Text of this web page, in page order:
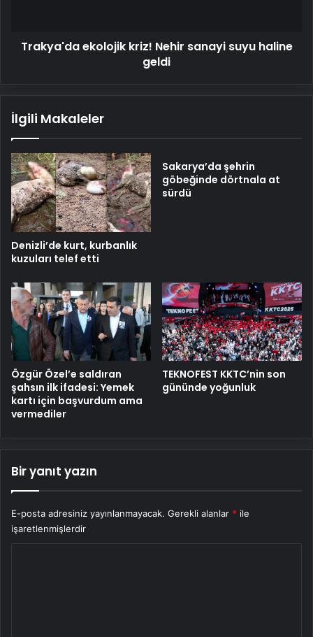
Trakya'da ekolojik kriz! Nehir sanayi suyu haline
geldi
İlgili Makaleler
Denizli’de kurt, kurbanlık
kuzuları telef etti
Sakarya’da şehrin
göbeğinde dörtnala at
sürdü
Özgür Özel’e saldıran
şahsın ilk ifadesi: Yemek
kartı için başvurdum ama
vermediler
TEKNOFEST KKTC’nin son
gününde yoğunluk
Bir yanıt yazın
E-posta adresiniz yayınlanmayacak. Gerekli alanlar * ile
işaretlenmişlerdir